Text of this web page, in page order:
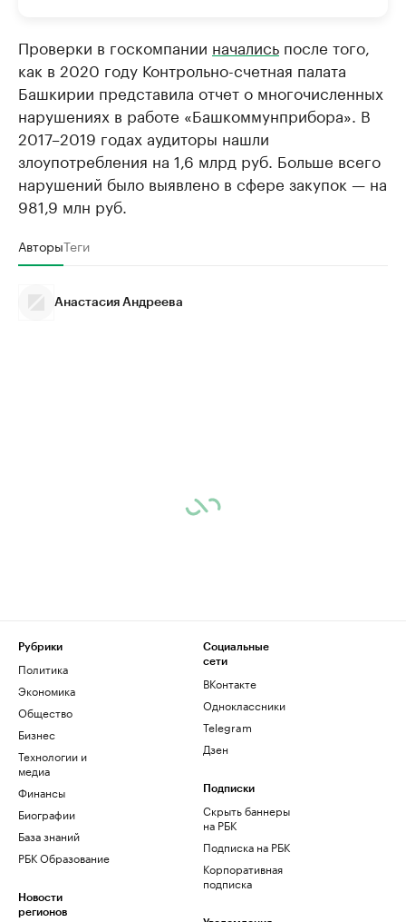
Проверки в госкомпании начались после того,
как в 2020 году Контрольно-счетная палата
Башкирии представила отчет о многочисленных
нарушениях в работе «Башкоммунприбора». В
2017–2019 годах аудиторы нашли
злоупотребления на 1,6 млрд руб. Больше всего
нарушений было выявлено в сфере закупок — на
981,9 млн руб.
АвторыТеги
Анастасия Андреева
Рубрики
Политика
Экономика
Общество
Бизнес
Технологии и
медиа
Финансы
Биографии
База знаний
РБК Образование
Новости
регионов
Социальные
сети
ВКонтакте
Одноклассники
Telegram
Дзен
Подписки
Скрыть баннеры
на РБК
Подписка на РБК
Корпоративная
подписка